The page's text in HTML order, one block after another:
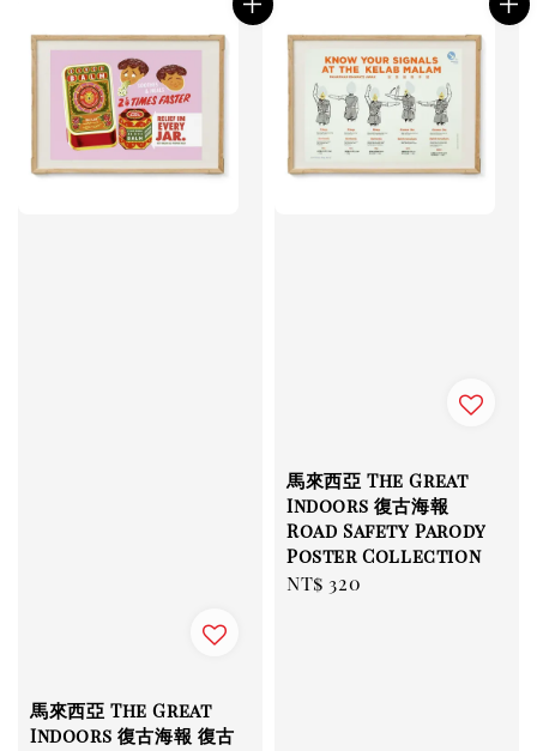
馬來西亞 The Great
Indoors 復古海報 復古
馬來西亞 The Great
Indoors 復古海報
Road Safety Parody
Poster Collection
Regular
NT$ 320